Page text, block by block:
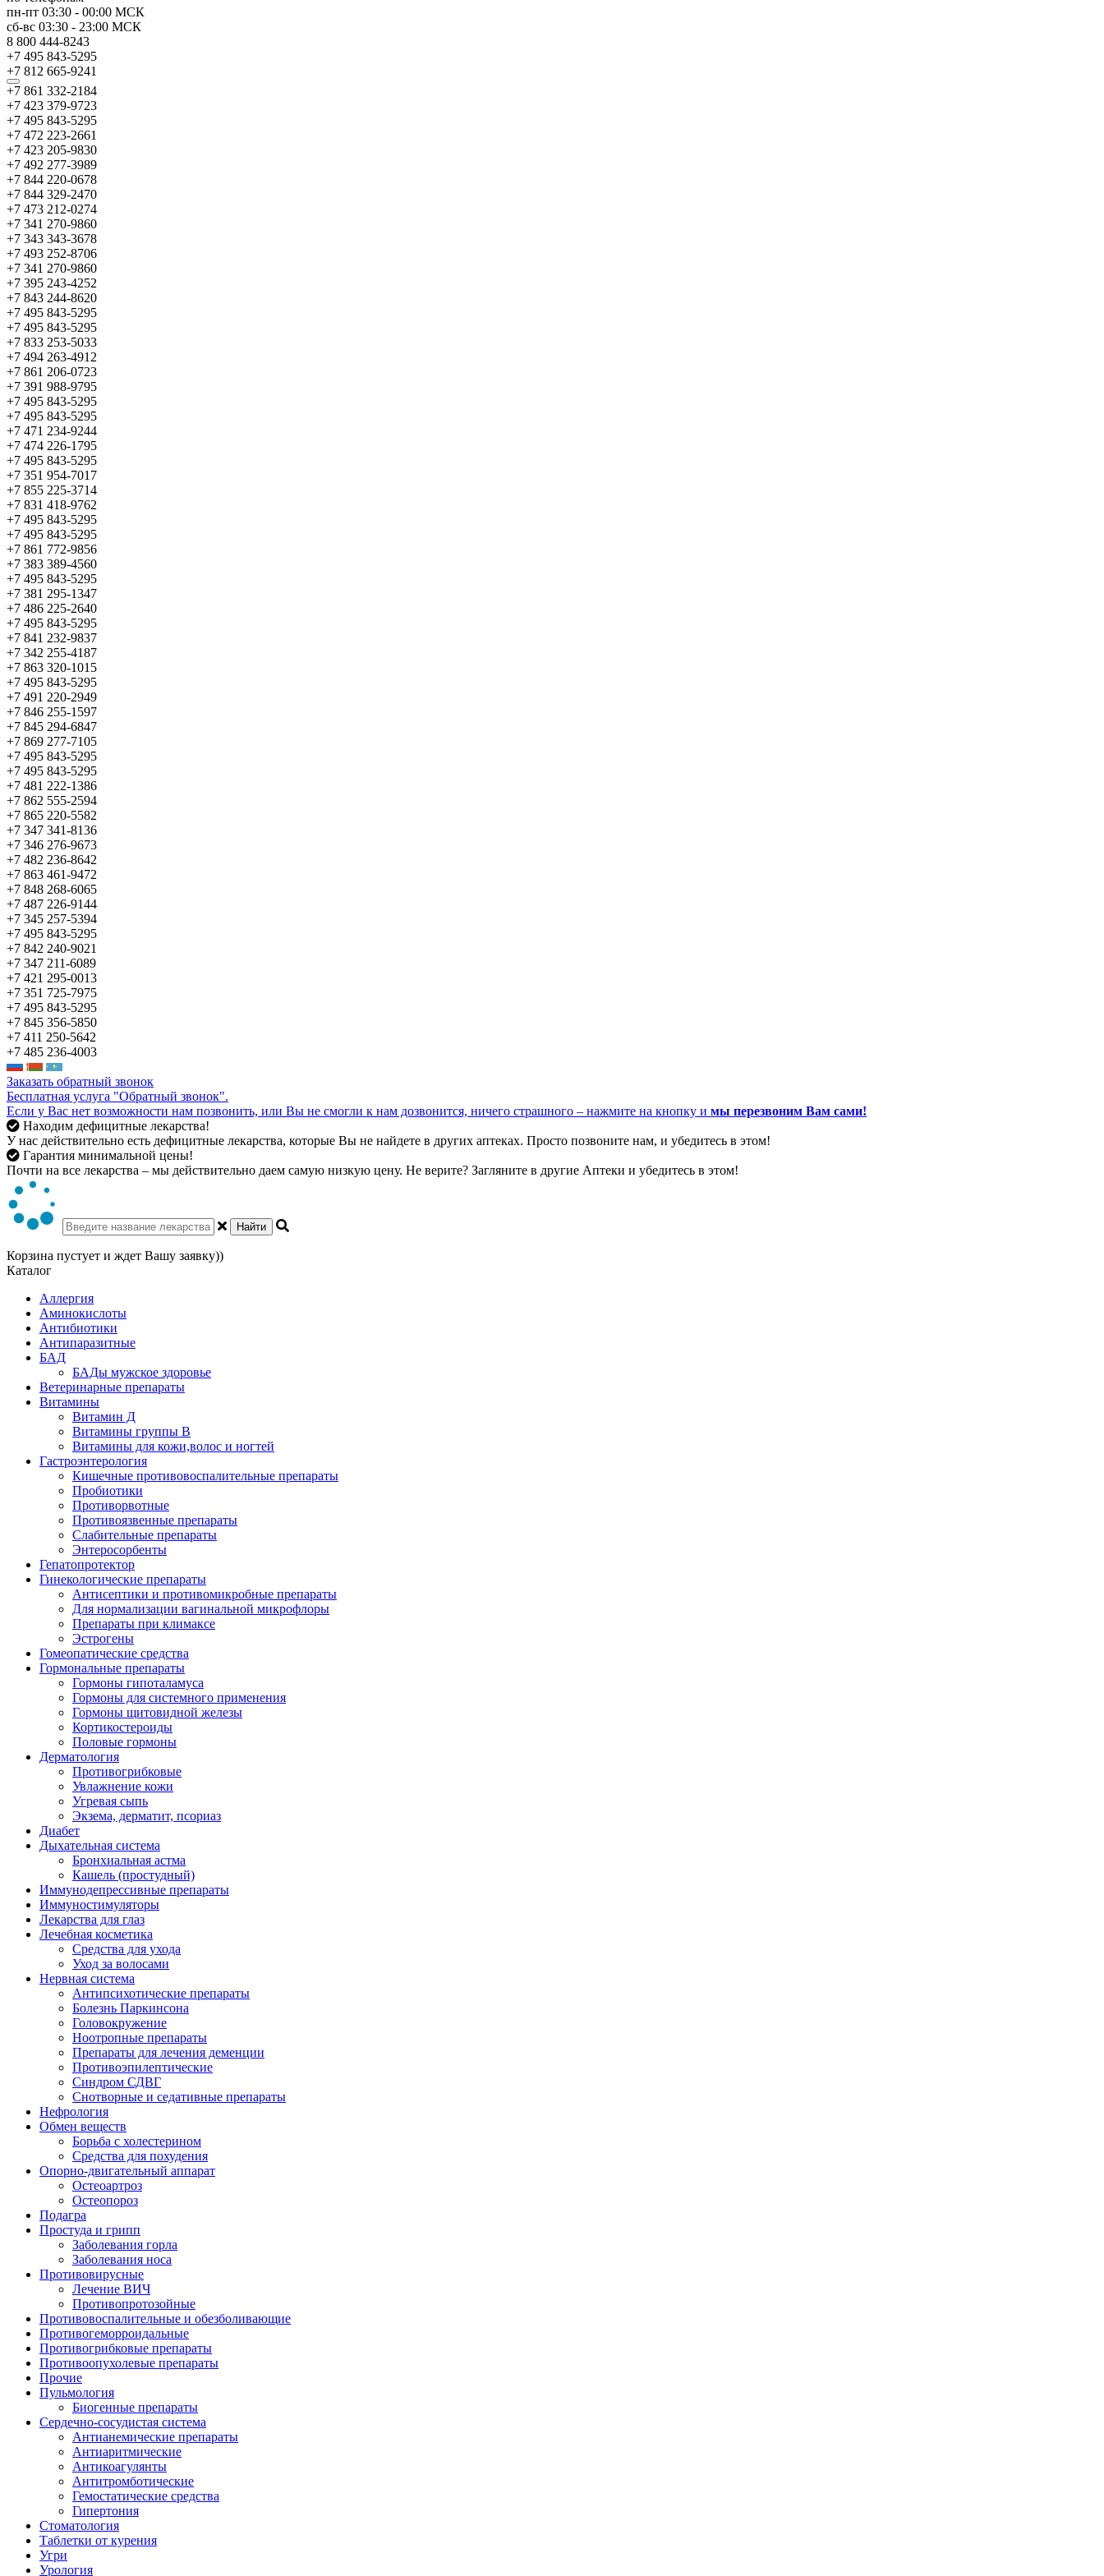
пн-пт 03:30 - 00:00 МСК
сб-вс 03:30 - 23:00 МСК
8 800 444-8243
+7 495 843-5295
+7 812 665-9241
+7 861 332-2184
+7 423 379-9723
+7 495 843-5295
+7 472 223-2661
+7 423 205-9830
+7 492 277-3989
+7 844 220-0678
+7 844 329-2470
+7 473 212-0274
+7 341 270-9860
+7 343 343-3678
+7 493 252-8706
+7 341 270-9860
+7 395 243-4252
+7 843 244-8620
+7 495 843-5295
+7 495 843-5295
+7 833 253-5033
+7 494 263-4912
+7 861 206-0723
+7 391 988-9795
+7 495 843-5295
+7 495 843-5295
+7 471 234-9244
+7 474 226-1795
+7 495 843-5295
+7 351 954-7017
+7 855 225-3714
+7 831 418-9762
+7 495 843-5295
+7 495 843-5295
+7 861 772-9856
+7 383 389-4560
+7 495 843-5295
+7 381 295-1347
+7 486 225-2640
+7 495 843-5295
+7 841 232-9837
+7 342 255-4187
+7 863 320-1015
+7 495 843-5295
+7 491 220-2949
+7 846 255-1597
+7 845 294-6847
+7 869 277-7105
+7 495 843-5295
+7 495 843-5295
+7 481 222-1386
+7 862 555-2594
+7 865 220-5582
+7 347 341-8136
+7 346 276-9673
+7 482 236-8642
+7 863 461-9472
+7 848 268-6065
+7 487 226-9144
+7 345 257-5394
+7 495 843-5295
+7 842 240-9021
+7 347 211-6089
+7 421 295-0013
+7 351 725-7975
+7 495 843-5295
+7 845 356-5850
+7 411 250-5642
+7 485 236-4003
Заказать обратный звонок
Бесплатная услуга "Обратный звонок".
Если у Вас нет возможности нам позвонить, или Вы не смогли к нам дозвонится, ничего страшного – нажмите на кнопку и мы перезвоним Вам сами!
Находим дефицитные лекарства!
У нас действительно есть дефицитные лекарства, которые Вы не найдете в других аптеках. Просто позвоните нам, и убедитесь в этом!
Гарантия минимальной цены!
Почти на все лекарства – мы действительно даем самую низкую цену. Не верите? Загляните в другие Аптеки и убедитесь в этом!
Найти
Корзина пустует и ждет Вашу заявку))
Каталог
Аллергия
Аминокислоты
Антибиотики
Антипаразитные
БАД
БАДы мужское здоровье
Ветеринарные препараты
Витамины
Витамин Д
Витамины группы В
Витамины для кожи,волос и ногтей
Гастроэнтерология
Кишечные противовоспалительные препараты
Пробиотики
Противорвотные
Противоязвенные препараты
Слабительные препараты
Энтеросорбенты
Гепатопротектор
Гинекологические препараты
Антисептики и противомикробные препараты
Для нормализации вагинальной микрофлоры
Препараты при климаксе
Эстрогены
Гомеопатические средства
Гормональные препараты
Гормоны гипоталамуса
Гормоны для системного применения
Гормоны щитовидной железы
Кортикостероиды
Половые гормоны
Дерматология
Противогрибковые
Увлажнение кожи
Угревая сыпь
Экзема, дерматит, псориаз
Диабет
Дыхательная система
Бронхиальная астма
Кашель (простудный)
Иммунодепрессивные препараты
Иммуностимуляторы
Лекарства для глаз
Лечебная косметика
Средства для ухода
Уход за волосами
Нервная система
Антипсихотические препараты
Болезнь Паркинсона
Головокружение
Ноотропные препараты
Препараты для лечения деменции
Противоэпилептические
Синдром СДВГ
Снотворные и седативные препараты
Нефрология
Обмен веществ
Борьба с холестерином
Средства для похудения
Опорно-двигательный аппарат
Остеоартроз
Остеопороз
Подагра
Простуда и грипп
Заболевания горла
Заболевания носа
Противовирусные
Лечение ВИЧ
Противопротозойные
Противовоспалительные и обезболивающие
Противогеморроидальные
Противогрибковые препараты
Противоопухолевые препараты
Прочие
Пульмология
Биогенные препараты
Сердечно-сосудистая система
Антианемические препараты
Антиаритмические
Антикоагулянты
Антитромботические
Гемостатические средства
Гипертония
Стоматология
Таблетки от курения
Угри
Урология